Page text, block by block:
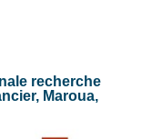
recherche
Maroua,